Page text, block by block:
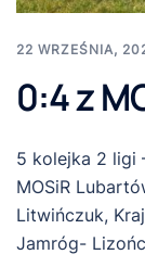
22 WRZEŚNIA,
0:4 z
5 kolejka 2 ligi
MOSiR
Litwińczuk,
Jamróg-